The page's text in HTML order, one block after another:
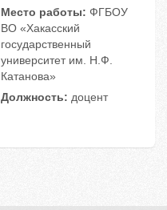
Место работы: ФГБОУ
ВО «Хакасский
государственный
университет им. Н.Ф.
Катанова»
Должность: доцент